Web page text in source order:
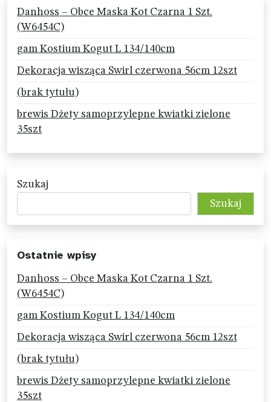
Danhoss – Obce Maska Kot Czarna 1 Szt.
(W6454C)
gam Kostium Kogut L 134/140cm
Dekoracja wisząca Swirl czerwona 56cm 12szt
(brak tytułu)
brewis Dżety samoprzylepne kwiatki zielone
35szt
Szukaj
Szukaj
Ostatnie wpisy
Danhoss – Obce Maska Kot Czarna 1 Szt.
(W6454C)
gam Kostium Kogut L 134/140cm
Dekoracja wisząca Swirl czerwona 56cm 12szt
(brak tytułu)
brewis Dżety samoprzylepne kwiatki zielone
35szt